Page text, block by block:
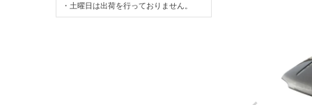
・土曜日は出荷を行っておりません。